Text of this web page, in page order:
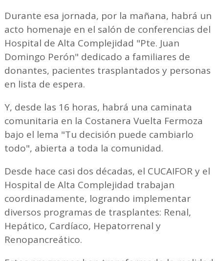
Durante esa jornada, por la mañana, habrá un
acto homenaje en el salón de conferencias del
Hospital de Alta Complejidad "Pte. Juan
Domingo Perón" dedicado a familiares de
donantes, pacientes trasplantados y personas
en lista de espera.
Y, desde las 16 horas, habrá una caminata
comunitaria en la Costanera Vuelta Fermoza
bajo el lema "Tu decisión puede cambiarlo
todo", abierta a toda la comunidad.
Desde hace casi dos décadas, el CUCAIFOR y el
Hospital de Alta Complejidad trabajan
coordinadamente, logrando implementar
diversos programas de trasplantes: Renal,
Hepático, Cardíaco, Hepatorrenal y
Renopancreático.